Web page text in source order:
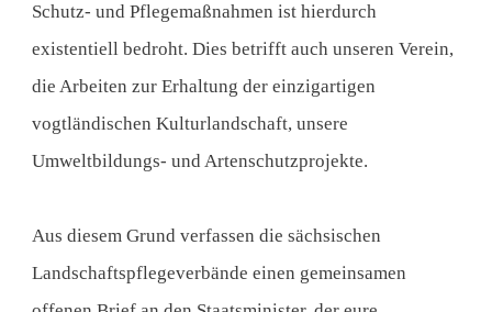
Schutz- und Pflegemaßnahmen ist hierdurch
existentiell bedroht. Dies betrifft auch unseren Verein,
die Arbeiten zur Erhaltung der einzigartigen
vogtländischen Kulturlandschaft, unsere
Umweltbildungs- und Artenschutzprojekte.
Aus diesem Grund verfassen die sächsischen
Landschaftspflegeverbände einen gemeinsamen